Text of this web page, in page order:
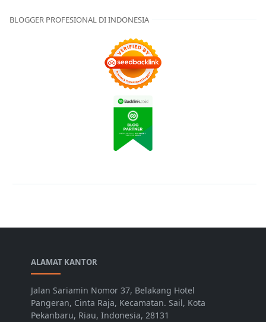
BLOGGER PROFESIONAL DI INDONESIA
ALAMAT KANTOR
Jalan Sariamin Nomor 37, Belakang Hotel
Pangeran, Cinta Raja, Kecamatan. Sail, Kota
Pekanbaru, Riau, Indonesia, 28131